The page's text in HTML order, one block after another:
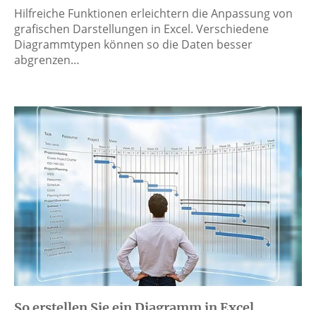
Hilfreiche Funktionen erleichtern die Anpassung von
grafischen Darstellungen in Excel. Verschiedene
Diagrammtypen können so die Daten besser
abgrenzen…